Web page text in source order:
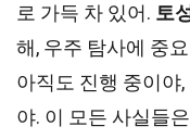
로 가득 차 있어. 토
해, 우주 탐사에 중
아직도 진행 중이야
야. 이 모든 사실들